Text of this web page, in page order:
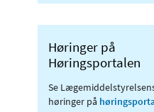
Høringer på
Høringsportalen
Se
høringer på